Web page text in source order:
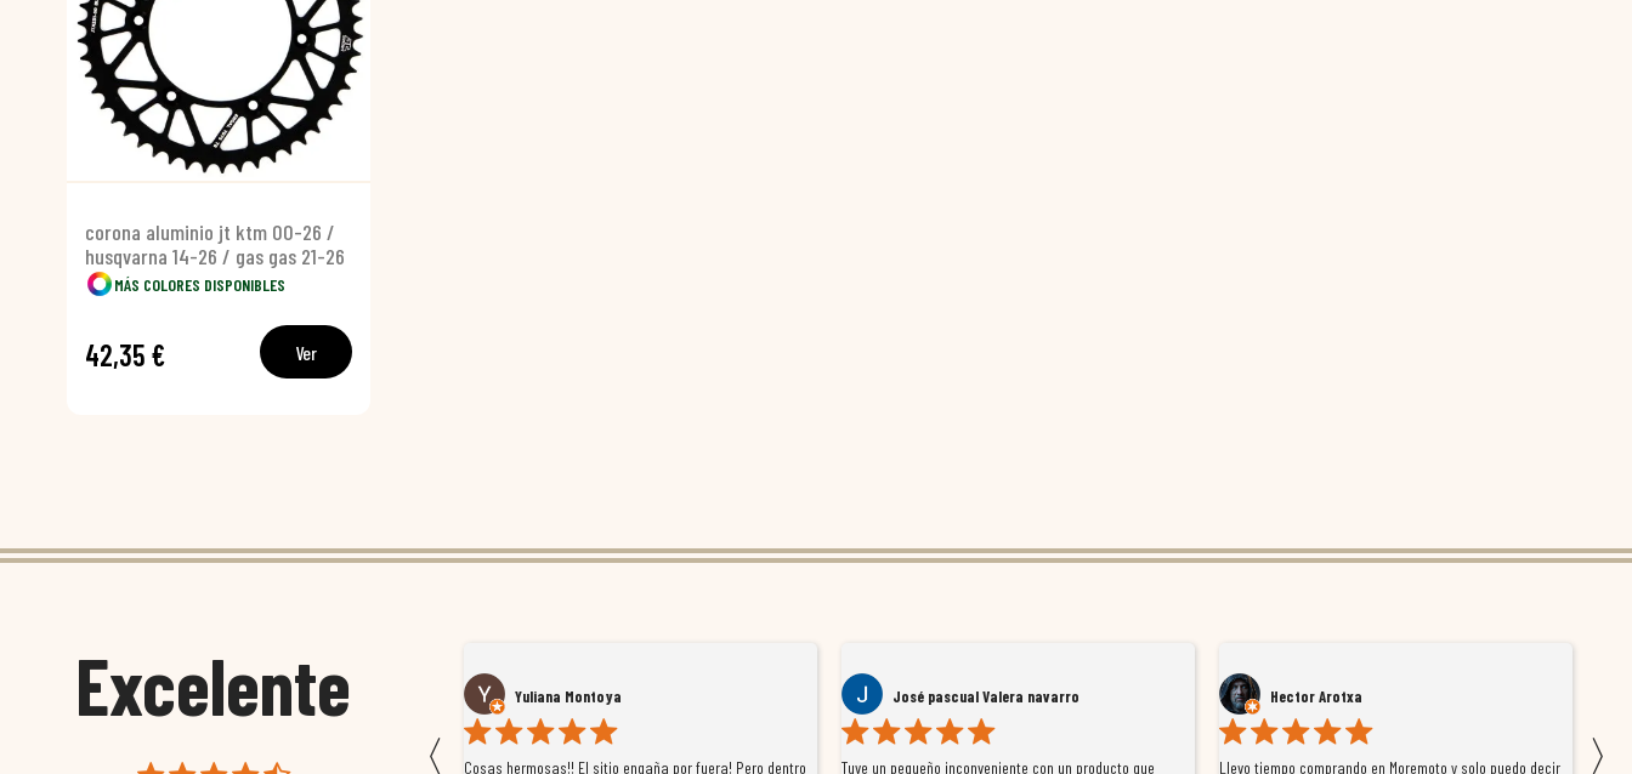
corona aluminio jt ktm 00-26 /
husqvarna 14-26 / gas gas 21-26
MÁS COLORES DISPONIBLES
42,35 € Ver
Excelente
〈
Susana García Luis
Magnífica atención al cliente. Tuvimos un pequeño
Yuliana Montoya
Cosas hermosas!! El sitio engaña por fuera! Pero dentro
José pascual Valera navarro
Tuve un pequeño inconveniente con un producto que
Hector Arotxa
Llevo tiempo comprando en Moremoto y solo puedo decir
〉